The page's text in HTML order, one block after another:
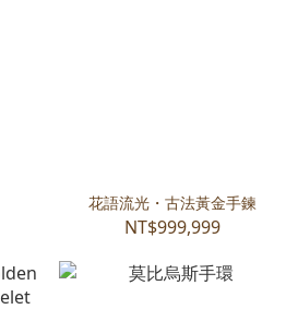
花語流光・古法黃金手鍊
NT$999,999